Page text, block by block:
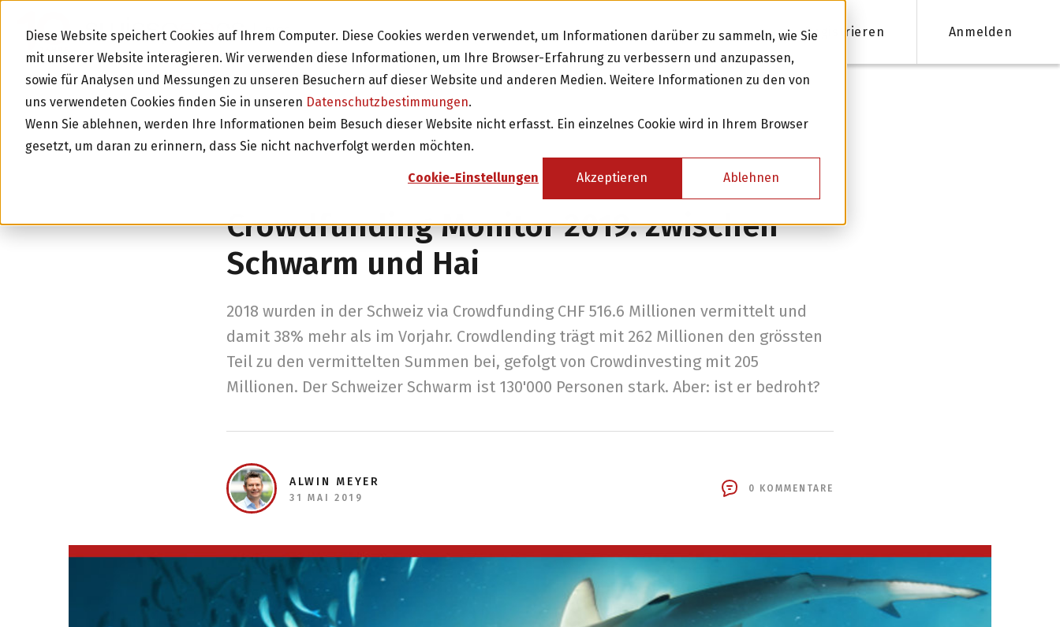
Diese Website speichert Cookies auf Ihrem Computer. Diese Cookies werden verwendet, um Informationen darüber zu sammeln, wie Sie
mit unserer Website interagieren. Wir verwenden diese Informationen, um Ihre Browser-Erfahrung zu verbessern und anzupassen,
sowie für Analysen und Messungen zu unseren Besuchern auf dieser Website und anderen Medien. Weitere Informationen zu den von
uns verwendeten Cookies finden Sie in unseren Datenschutzbestimmungen.
Wenn Sie ablehnen, werden Ihre Informationen beim Besuch dieser Website nicht erfasst. Ein einzelnes Cookie wird in Ihrem Browser
gesetzt, um daran zu erinnern, dass Sie nicht nachverfolgt werden möchten.
Cookie-Einstellungen Akzeptieren Ablehnen
BLOG Registrieren Anmelden
Investieren
Investition in Schweizer Unternehmen
Attraktive Renditen mit monatlichen
Rückzahlungen
Finanzieren
Firmenkredite ab 50'000 CHF
Persönliche Beratung für Ihre Finanzierung
Zurück zur Übersicht
Crowdfunding Monitor 2019: zwischen
Schwarm und Hai
2018 wurden in der Schweiz via Crowdfunding CHF 516.6 Millionen vermittelt und
damit 38% mehr als im Vorjahr. Crowdlending trägt mit 262 Millionen den grössten
Teil zu den vermittelten Summen bei, gefolgt von Crowdinvesting mit 205
Millionen. Der Schweizer Schwarm ist 130'000 Personen stark. Aber: ist er bedroht?
ALWIN MEYER
31 MAI 2019
0 KOMMENTARE